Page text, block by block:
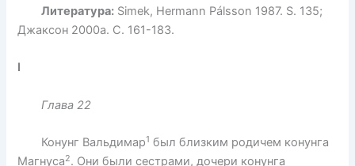
Литература: Simek, Hermann Pálsson 1987. S. 135;
Джаксон 2000a. C. 161-183.
l
Глава 22
Конунг Вальдимар1 был близким родичем конунга
Магнуса2. Они были сестрами, дочери конунга